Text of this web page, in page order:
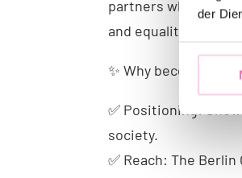
der
partners who are
and equality.
✨ Why become a
✅ Positioning:
society.
✅ Reach: The